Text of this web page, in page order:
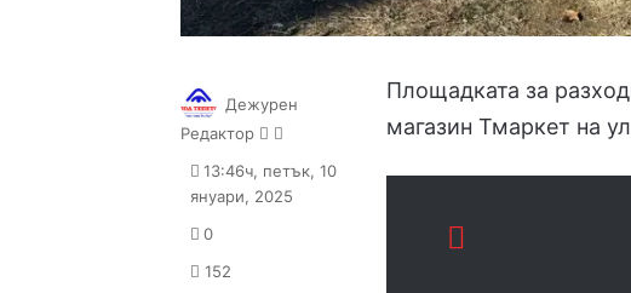
Площадката за
магазин Тмаркет на
Дежурен
Редактор
Follow
X email
13:46ч, петък, 10
януари, 2025
0
152